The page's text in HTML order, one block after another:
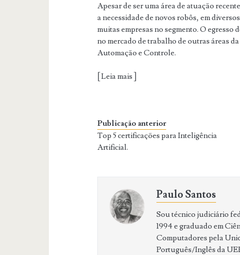
Apesar de ser uma área de atuação
a necessidade de novos robôs, em
muitas empresas no segmento. O egresso
no mercado de trabalho de outras áreas
Automação e Controle.
[ Leia mais ]
Publicação anterior
Top 5 certificações para Inteligência
Artificial.
Paulo Santos
Sou técnico judiciário
1994 e graduado em
Computadores pela
Português/Inglês da